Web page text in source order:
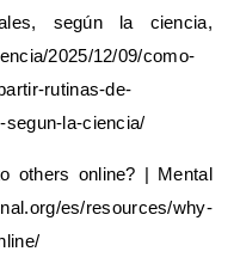
según la ciencia,
2025/12/09/como-
rutinas-de-
la-ciencia/
others online? | Mental
es/resources/why-